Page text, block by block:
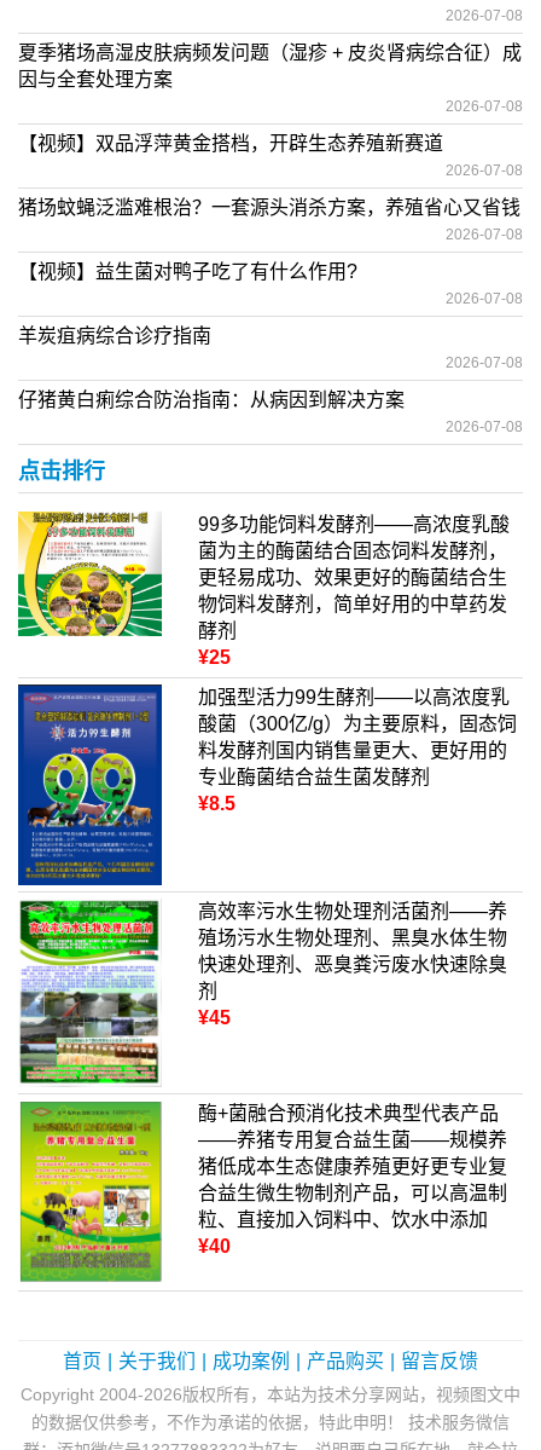
2026-07-08
夏季猪场高湿皮肤病频发问题（湿疹 + 皮炎肾病综合征）成
因与全套处理方案
2026-07-08
【视频】双品浮萍黄金搭档，开辟生态养殖新赛道
2026-07-08
猪场蚊蝇泛滥难根治？一套源头消杀方案，养殖省心又省钱
2026-07-08
【视频】益生菌对鸭子吃了有什么作用?
2026-07-08
羊炭疽病综合诊疗指南
2026-07-08
仔猪黄白痢综合防治指南：从病因到解决方案
2026-07-08
点击排行
99多功能饲料发酵剂——高浓度乳酸
菌为主的酶菌结合固态饲料发酵剂，
更轻易成功、效果更好的酶菌结合生
物饲料发酵剂，简单好用的中草药发
酵剂
¥25
加强型活力99生酵剂——以高浓度乳
酸菌（300亿/g）为主要原料，固态饲
料发酵剂国内销售量更大、更好用的
专业酶菌结合益生菌发酵剂
¥8.5
高效率污水生物处理剂活菌剂——养
殖场污水生物处理剂、黑臭水体生物
快速处理剂、恶臭粪污废水快速除臭
剂
¥45
酶+菌融合预消化技术典型代表产品
——养猪专用复合益生菌——规模养
猪低成本生态健康养殖更好更专业复
合益生微生物制剂产品，可以高温制
粒、直接加入饲料中、饮水中添加
¥40
首页 关于我们 成功案例 产品购买 留言反馈
Copyright 2004-2026版权所有，本站为技术分享网站，视频图文中
的数据仅供参考，不作为承诺的依据，特此申明！ 技术服务微信